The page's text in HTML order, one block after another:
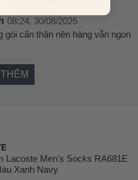
08:24, 30/08/2025
gói cẩn thận nên hàng vẫn ngon
Lacoste Men's Socks RA681E
Xanh Navy